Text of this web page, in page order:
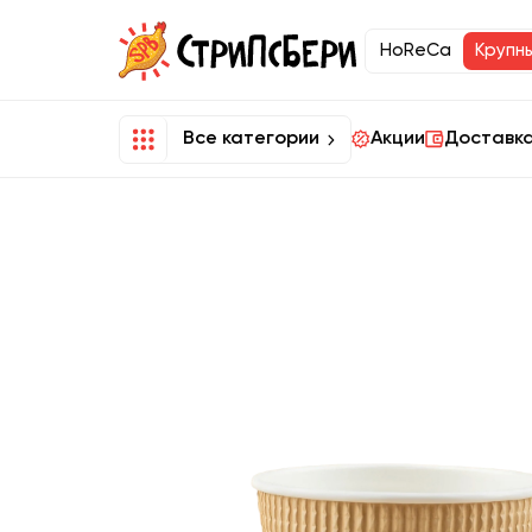
HoReCa
Все категории Акции